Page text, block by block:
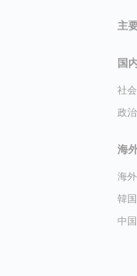
主
国
社会
政治
海
海
韓国
中国